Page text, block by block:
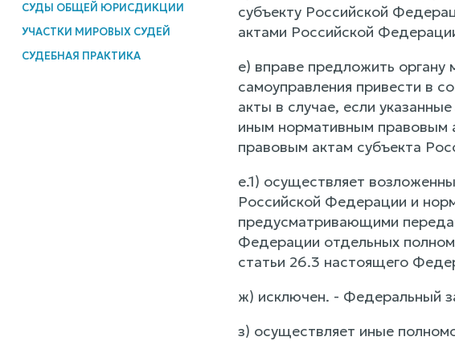
СУДЫ ОБЩЕЙ ЮРИСДИКЦИИ
УЧАСТКИ МИРОВЫХ СУДЕЙ
СУДЕБНАЯ ПРАКТИКА
субъекту Российской
актами Российской
е) вправе предложить
самоуправления привести в
акты в случае, если
иным нормативным правовым
правовым актам субъекта
е.1) осуществляет
Российской Федерации и
предусматривающими
Федерации отдельных
статьи 26.3 настоящего
ж) исключен. - Федеральный
з) осуществляет иные